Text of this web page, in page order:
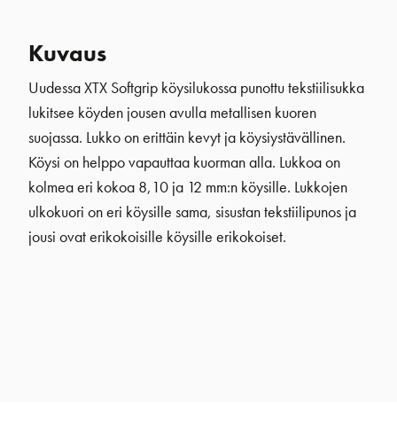
Kuvaus
Uudessa XTX Softgrip köysilukossa punottu tekstiilisukka
lukitsee köyden jousen avulla metallisen kuoren
suojassa. Lukko on erittäin kevyt ja köysiystävällinen.
Köysi on helppo vapauttaa kuorman alla. Lukkoa on
kolmea eri kokoa 8,10 ja 12 mm:n köysille. Lukkojen
ulkokuori on eri köysille sama, sisustan tekstiilipunos ja
jousi ovat erikokoisille köysille erikokoiset.